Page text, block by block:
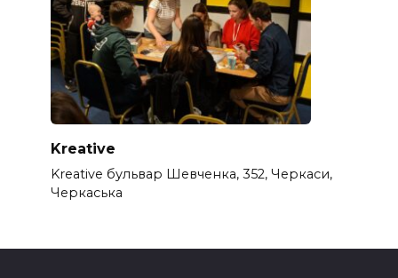
Kreative
Kreative бульвар Шевченка, 352, Черкаси,
Черкаська